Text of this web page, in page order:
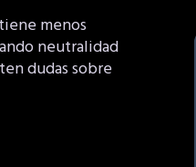
menos
neutralidad
dudas sobre